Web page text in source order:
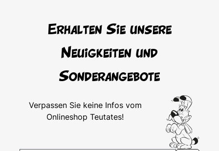
Erhalten Sie unsere
Neuigkeiten und
Sonderangebote
Verpassen Sie keine Infos vom
Onlineshop Teutates!